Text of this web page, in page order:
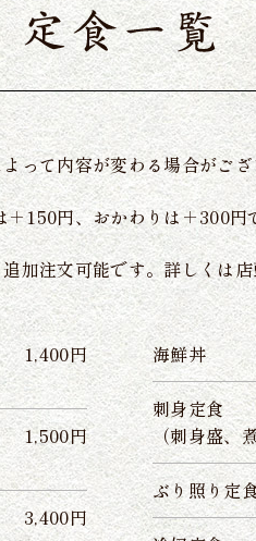
って内容が変わる場合がご
150円、おかわりは＋300円
加注文可能です。詳しくは
1,400円
1,500円
3,400円
海鮮丼
刺身定食
（刺身盛、
ぶり照り定